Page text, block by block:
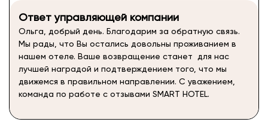
Ответ управляющей компании
Ольга, добрый день. Благодарим за обратную связь.
Мы рады, что Вы остались довольны проживанием в
нашем отеле. Ваше возвращение станет для нас
лучшей наградой и подтверждением того, что мы
движемся в правильном направлении. С уважением,
команда по работе с отзывами SMART HOTEL.